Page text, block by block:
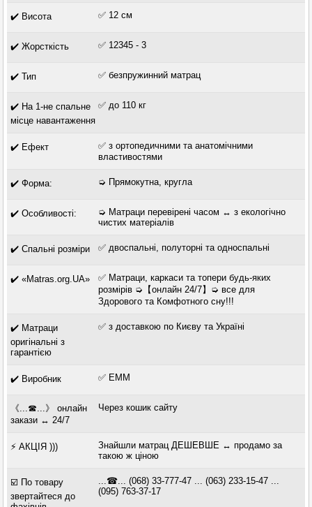
✔️ Висота ✅ 12 см
✔️ Жорсткість ✅ 12345 - 3
✔️ Тип ✅ безпружинний матрац
✔️ На 1-не спальне
місце навантаження
✅ до 110 кг
✔️ Ефект
✅ з ортопедичними та анатомічними
властивостями
✔️ Форма: ➭ Прямокутна, кругла
✔️ Особливості:
➭ Матраци перевірені часом ↔ з екологічно
чистих матеріалів
✔️ Спальні розміри ✅ двоспальні, полуторні та односпальні
✔️ «Matras.org.UA»
✅ Матраци, каркаси та топери будь-яких
розмірів ➭【онлайн 24/7】➭ все для
Здорового та Комфотного сну!!!
✔️ Матраци
оригінальні з
гарантією
✅ з доставкою по Києву та Україні
✔️ Виробник ✅ ЕММ
《...☎...》 онлайн
закази ↔ 24/7
Через кошик сайту
⚡ АКЦІЯ )))
Знайшли матрац ДЕШЕВШЕ ↔ продамо за
такою ж ціною
☑️ По товару
звертайтеся до
...☎... (068) 33-777-47 ... (063) 233-15-47 ...
(095) 763-37-17